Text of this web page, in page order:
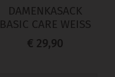
DAMENKASACK
BASIC CARE WEISS
€ 29,90